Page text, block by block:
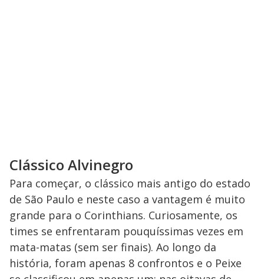
Clássico Alvinegro
Para começar, o clássico mais antigo do estado
de São Paulo e neste caso a vantagem é muito
grande para o Corinthians. Curiosamente, os
times se enfrentaram pouquíssimas vezes em
mata-matas (sem ser finais). Ao longo da
história, foram apenas 8 confrontos e o Peixe